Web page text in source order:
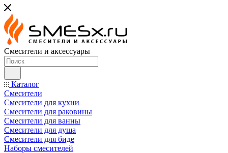
Смесители и аксессуары
Каталог
Смесители
Смесители для кухни
Смесители для раковины
Смесители для ванны
Смесители для душа
Смесители для биде
Наборы смесителей